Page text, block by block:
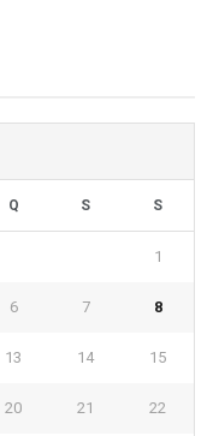
Q S S
1
6 7 8
13 14 15
20 21 22